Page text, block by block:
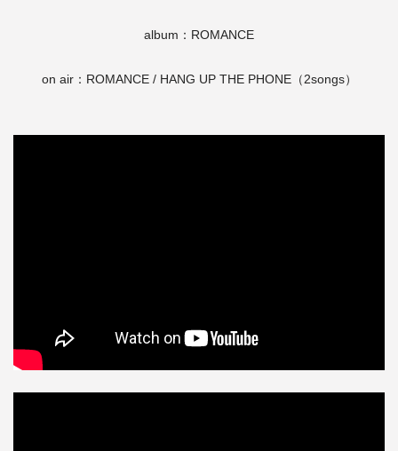
album：ROMANCE
on air：ROMANCE / HANG UP THE PHONE（2songs）